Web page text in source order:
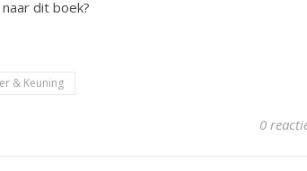
dit boek?
& Keuning
0